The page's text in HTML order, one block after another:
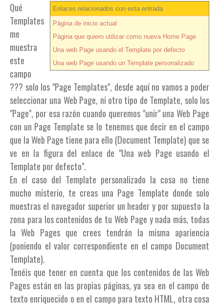
Enlaces relacionados con esta entrada
Página de inicio actual
Página que quiero utilizar como nueva Home Page
Una web Page usando el Template por defecto
Una web Page usando un Template personalizado
Qué
Templates
me
muestra
este
campo
??? solo los "Page Templates", desde aquí no vamos a poder
seleccionar una Web Page, ni otro tipo de Template, solo los
"Page", por esa razón cuando queremos "unir" una Web Page
con un Page Template se lo tenemos que decir en el campo
que la Web Page tiene para ello (Document Template) que se
ve en la figura del enlace de "Una web Page usando el
Template por defecto".
En el caso del Template personalizado la cosa no tiene
mucho misterio, te creas una Page Template donde solo
muestras el navegador superior un header y por supuesto la
zona para los contenidos de tu Web Page y nada más, todas
la Web Pages que crees tendrán la misma apariencia
(poniendo el valor correspondiente en el campo Document
Template).
Tenéis que tener en cuenta que los contenidos de las Web
Pages están en las propias páginas, ya sea en el campo de
texto enriquecido o en el campo para texto HTML, otra cosa